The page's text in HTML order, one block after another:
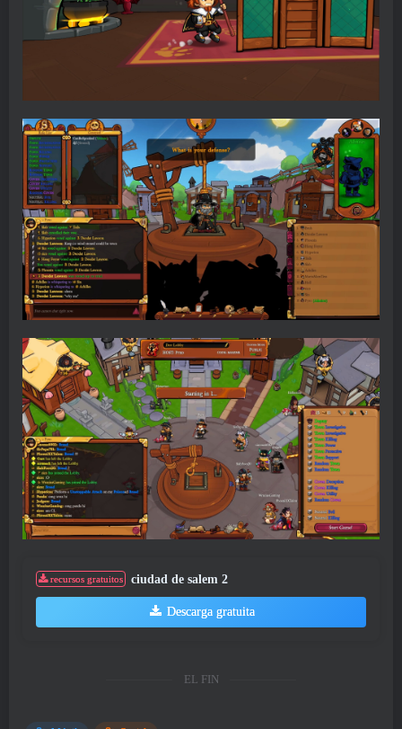
recursos gratuitos ciudad de salem 2
Descarga gratuita
EL FIN